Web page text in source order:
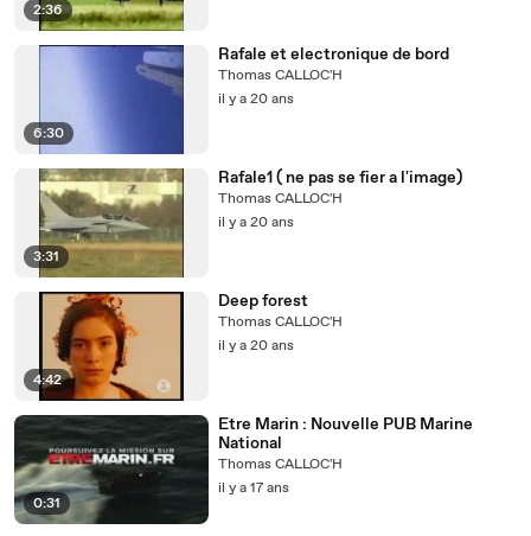
2:36
6:30
Rafale et electronique de bord
Thomas CALLOC'H
il y a 20 ans
3:31
Rafale1 ( ne pas se fier a l'image)
Thomas CALLOC'H
il y a 20 ans
4:42
Deep forest
Thomas CALLOC'H
il y a 20 ans
0:31
Etre Marin : Nouvelle PUB Marine
National
Thomas CALLOC'H
il y a 17 ans